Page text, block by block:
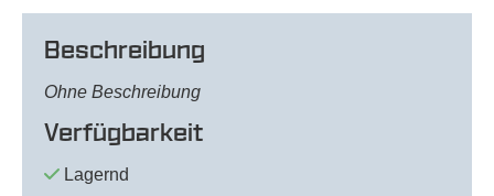
Beschreibung
Ohne Beschreibung
Verfügbarkeit
Lagernd